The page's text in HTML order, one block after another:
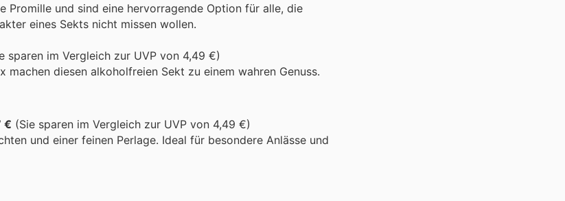
Promille und sind eine hervorragende Option für alle, die
eines Sekts nicht missen wollen.
sparen im Vergleich zur UVP von 4,49 €)
diesen alkoholfreien Sekt zu einem wahren Genuss.
€ (Sie sparen im Vergleich zur UVP von 4,49 €)
und einer feinen Perlage. Ideal für besondere Anlässe und